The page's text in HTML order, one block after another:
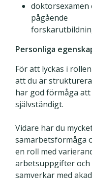
doktorsexamen
pågående
Personliga
För att lyckas i
att du är
har god förmåga
självständigt.
Vidare har du
samarbetsförmåga
en roll med
arbetsuppgifter och
samverkar med